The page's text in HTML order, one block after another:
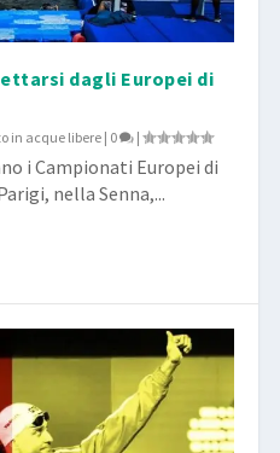
dagli Europei di
in acque libere | 0 |
i Campionati Europei di
nella Senna,...